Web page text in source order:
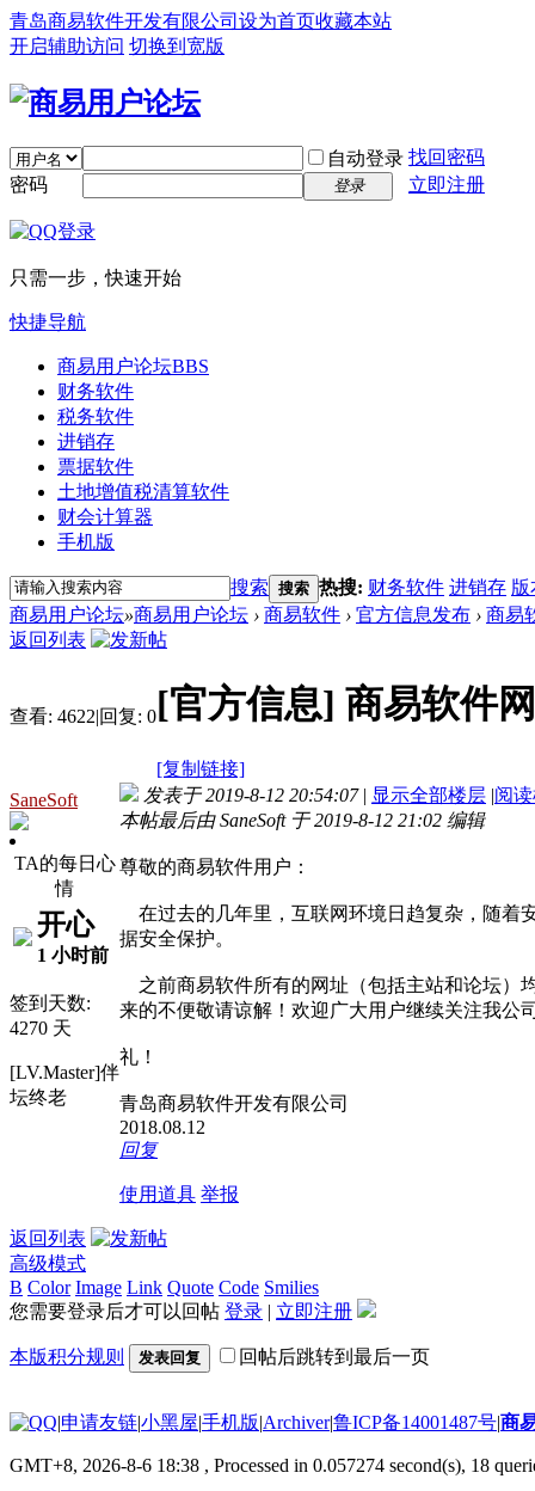
青岛商易软件开发有限公司 设为首页收藏本站
开启辅助访问 切换到宽版
自动登录 找回密码
密码
登录 立即注册
只需一步，快速开始
快捷导航
商易用户论坛BBS
财务软件
税务软件
进销存
票据软件
土地增值税清算软件
财会计算器
手机版
搜索 搜索 热搜: 财务软件 进销存 版
商易用户论坛»商易用户论坛 › 商易软件 › 官方信息发布 › 商易
返回列表
查看: 4622|回复: 0[官方信息] 商易软件
[复制链接]
SaneSoft
TA的每日心
情
开心
1 小时前
签到天数:
4270 天
[LV.Master]伴
坛终老
发表于 2019-8-12 20:54:07 | 显示全部楼层 |阅
本帖最后由 SaneSoft 于 2019-8-12 21:02 编辑
尊敬的商易软件用户：
在过去的几年里，互联网环境日趋复杂，随着
据安全保护。
之前商易软件所有的网址（包括主站和论坛）
来的不便敬请谅解！欢迎广大用户继续关注我公
礼！
青岛商易软件开发有限公司
2018.08.12
回复
使用道具 举报
返回列表
高级模式
B Color Image Link Quote Code Smilies
您需要登录后才可以回帖 登录 | 立即注册
本版积分规则 发表回复 回帖后跳转到最后一页
|申请友链|小黑屋|手机版|Archiver|鲁ICP备14001487号|商
GMT+8, 2026-8-6 18:38 , Processed in 0.057274 second(s), 18